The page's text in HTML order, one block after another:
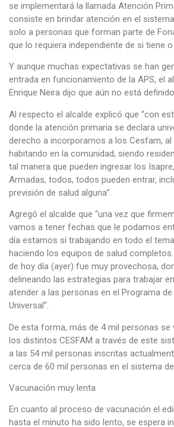
se implementará la llamada Atención
consiste en brindar atención en el
solo a personas que forman parte de
que lo requiera independiente de si tiene
Y aunque muchas expectativas se han
entrada en funcionamiento de la APS, el
Enrique Neira dijo que aún no está
Al respecto el alcalde explicó que “con
donde la atención primaria se declara
derecho a incorporarnos a los Cesfam, al
habitando en la comunidad, siendo
tal manera que pueden ingresar los
Armadas, todos, todos pueden entrar,
previsión de salud alguna”.
Agregó el alcalde que “una vez que
vamos a tener fechas que le podamos
día estamos sí trabajando en todo el
haciendo los equipos de salud
de hoy día (ayer) fue muy provechosa,
delineando las estrategias para trabajar
atender a las personas en el Programa
Universal”.
De esta forma, más de 4 mil personas se
los distintos CESFAM a través de este
a las 54 mil personas inscritas
cerca de 60 mil personas en el sistema
Vacunación muy lenta
En cuanto al proceso de vacunación el
hasta el minuto ha sido lento, se espera